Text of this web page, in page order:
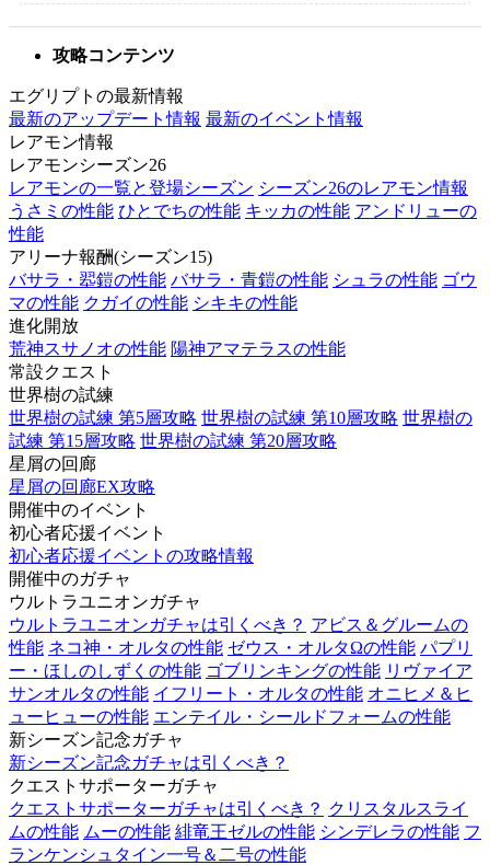
攻略コンテンツ
エグリプトの最新情報
最新のアップデート情報 最新のイベント情報
レアモン情報
レアモンシーズン26
レアモンの一覧と登場シーズン シーズン26のレアモン情報
うさミの性能 ひとでちの性能 キッカの性能 アンドリューの
性能
アリーナ報酬(シーズン15)
バサラ・翆鎧の性能 バサラ・青鎧の性能 シュラの性能 ゴウ
マの性能 クガイの性能 シキキの性能
進化開放
荒神スサノオの性能 陽神アマテラスの性能
常設クエスト
世界樹の試練
世界樹の試練 第5層攻略 世界樹の試練 第10層攻略 世界樹の
試練 第15層攻略 世界樹の試練 第20層攻略
星屑の回廊
星屑の回廊EX攻略
開催中のイベント
初心者応援イベント
初心者応援イベントの攻略情報
開催中のガチャ
ウルトラユニオンガチャ
ウルトラユニオンガチャは引くべき？ アビス＆グルームの
性能 ネコ神・オルタの性能 ゼウス・オルタΩの性能 パプリ
ー・ほしのしずくの性能 ゴブリンキングの性能 リヴァイア
サンオルタの性能 イフリート・オルタの性能 オニヒメ＆ヒ
ューヒューの性能 エンテイル・シールドフォームの性能
新シーズン記念ガチャ
新シーズン記念ガチャは引くべき？
クエストサポーターガチャ
クエストサポーターガチャは引くべき？ クリスタルスライ
ムの性能 ムーの性能 緋竜王ゼルの性能 シンデレラの性能 フ
ランケンシュタイン一号＆二号の性能